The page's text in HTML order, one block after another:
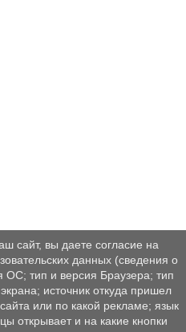
сайт, вы даете согласие на
данных (сведения о
ОС; тип и версия Браузера; тип
источник откуда пришел
или по какой рекламе; язык
открывает и на какие кнопки